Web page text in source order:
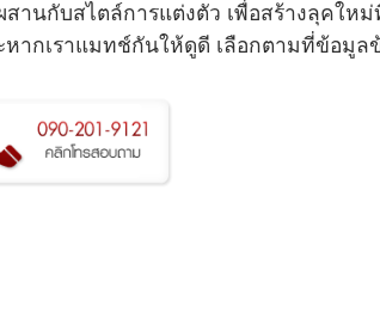
านกับสไตล์การแต่งตัว เพื่อสร้างลุคใหม่
หากเราแมทช์กันให้ดูดี เลือกตามที่ข้อมูล